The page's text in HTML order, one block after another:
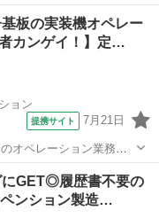
！福島県伊達郡国見町周
板の実装機オペレー
カンゲイ！】定…
ョン
提携サイト 7月21日
オペレーション業務全
の実装機を扱います
GET◎履歴書不要の
ンション製造…